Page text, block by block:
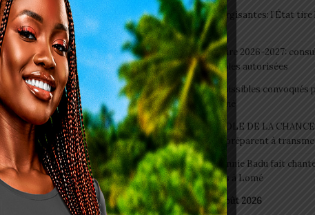
Togo/ Boissons énergisantes: l’État tire
sonnette d’alarme
Togo/ Rentrée scolaire 2026-2027:
liste officielle des écoles autorisées
ESSAL 2026 : les admissibles convoqués
visite médicale à Lomé
SWEDD+ Togo / ECOLE DE LA CHANCE
maitres-artisans se préparent à
Glory Night 2026: Sonnie Badu fait
milliers de personnes à Lomé
août 2026